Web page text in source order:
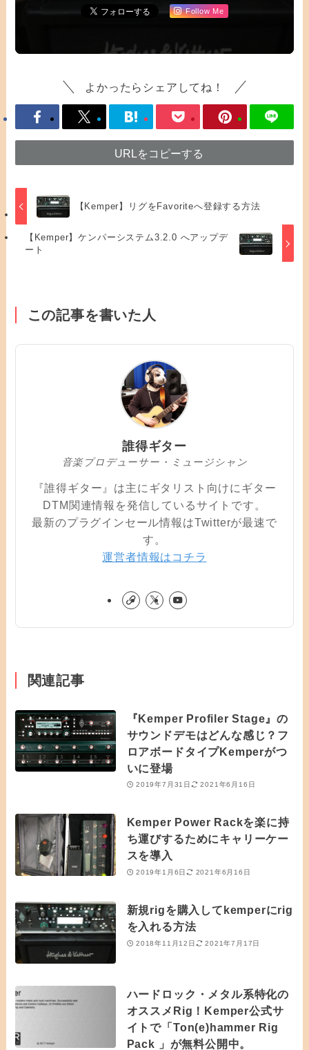
Follow Me
よかったらシェアしてね！
URLをコピーする
【Kemper】リグをFavoriteへ登録する方法
【Kemper】ケンパーシステム3.2.0 へアップデ
ート
この記事を書いた人
誰得ギター
音楽プロデューサー・ミュージシャン
『誰得ギター』は主にギタリスト向けにギター
DTM関連情報を発信しているサイトです。
最新のプラグインセール情報はTwitterが最速で
す。
運営者情報はコチラ
関連記事
『Kemper Profiler Stage』の
サウンドデモはどんな感じ？フ
ロアボードタイプKemperがつ
いに登場
2019年7月31日 2021年6月16日
Kemper Power Rackを楽に持
ち運びするためにキャリーケー
スを導入
2019年1月6日 2021年6月16日
新規rigを購入してkemperにrig
を入れる方法
2018年11月12日 2021年7月17日
ハードロック・メタル系特化の
オススメRig！Kemper公式サ
イトで「Ton(e)hammer Rig
Pack 」が無料公開中。